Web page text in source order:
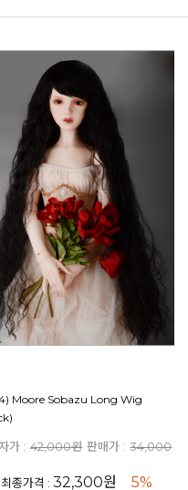
Moore Sobazu Long Wig
가 : 42,000원 판매가 : 34,000
종가격 :32,300원 5%